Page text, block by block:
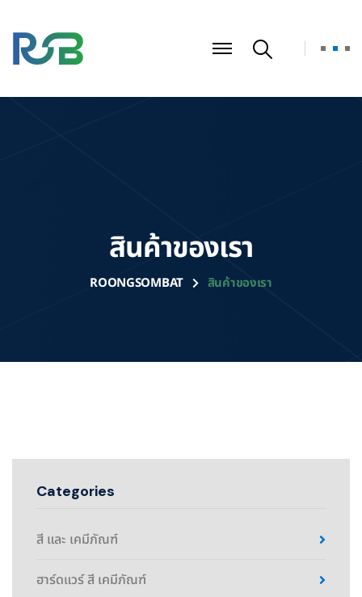
สินค้าของเรา
ROONGSOMBAT สินค้าของเรา
Categories
สี และ เคมีภัณฑ์
ฮาร์ดแวร์ สี เคมีภัณฑ์